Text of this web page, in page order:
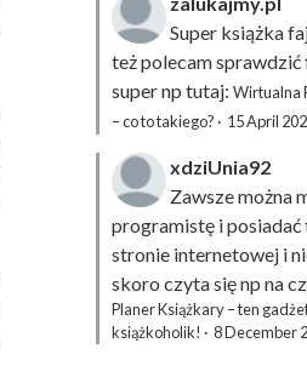
Super książka
też polecam
super np tutaj: Wirtualna
– co to takiego? · 15 April
xdziUnia92
Zawsze można
programistę i posiadać
stronie internetowej i
skoro czyta się np na
Planer Książkary – ten
książkoholik! · 8 December